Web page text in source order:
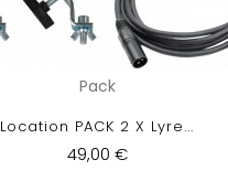
Pack
Location PACK 2 X Lyre...
49,00 €